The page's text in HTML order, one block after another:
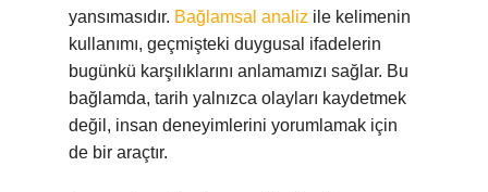
yansımasıdır. Bağlamsal analiz ile kelimenin
kullanımı, geçmişteki duygusal ifadelerin
bugünkü karşılıklarını anlamamızı sağlar. Bu
bağlamda, tarih yalnızca olayları kaydetmek
değil, insan deneyimlerini yorumlamak için
de bir araçtır.